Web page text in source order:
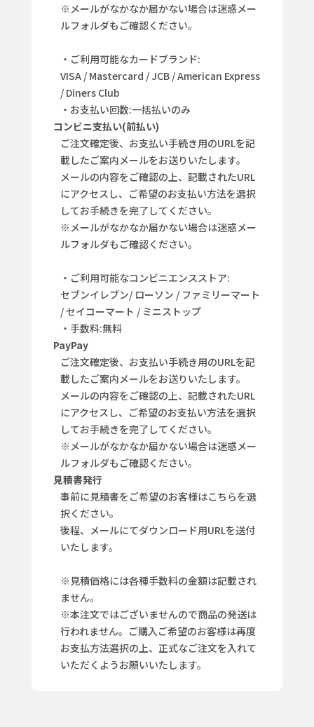
※メールがなかなか届かない場合は迷惑メー
ルフォルダもご確認ください。
・ご利用可能なカードブランド:
VISA / Mastercard / JCB / American Express
/ Diners Club
・お支払い回数:一括払いのみ
コンビニ支払い(前払い)
ご注文確定後、お支払い手続き用のURLを記
載したご案内メールをお送りいたします。
メールの内容をご確認の上、記載されたURL
にアクセスし、ご希望のお支払い方法を選択
してお手続きを完了してください。
※メールがなかなか届かない場合は迷惑メー
ルフォルダもご確認ください。
・ご利用可能なコンビニエンスストア:
セブンイレブン/ ローソン / ファミリーマート
/ セイコーマート / ミニストップ
・手数料:無料
PayPay
ご注文確定後、お支払い手続き用のURLを記
載したご案内メールをお送りいたします。
メールの内容をご確認の上、記載されたURL
にアクセスし、ご希望のお支払い方法を選択
してお手続きを完了してください。
※メールがなかなか届かない場合は迷惑メー
ルフォルダもご確認ください。
見積書発行
事前に見積書をご希望のお客様はこちらを選
択ください。
後程、メールにてダウンロード用URLを送付
いたします。
※見積価格には各種手数料の金額は記載され
ません。
※本注文ではございませんので商品の発送は
行われません。ご購入ご希望のお客様は再度
お支払方法選択の上、正式なご注文を入れて
いただくようお願いいたします。